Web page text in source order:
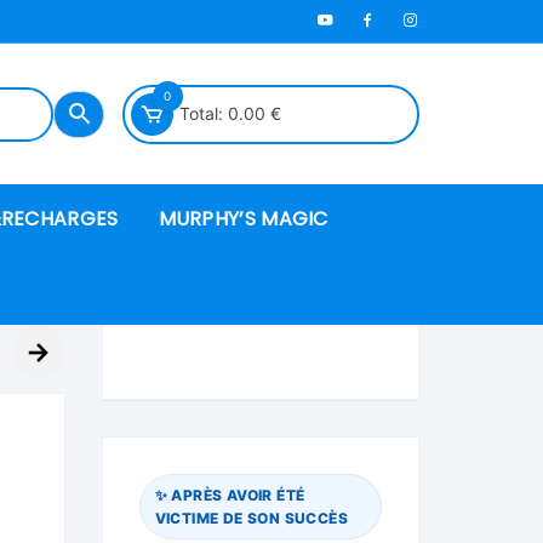
0
Total: 0.00 €
MURPHY’S MAGIC
→
✨ APRÈS AVOIR ÉTÉ
VICTIME DE SON SUCCÈS